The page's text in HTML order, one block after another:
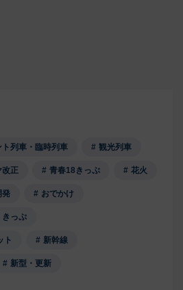
ト列車・臨時列車 観光列車
改正 青春18きっぷ 花火
発 おでかけ
きっぷ
ト 新幹線
新型・更新